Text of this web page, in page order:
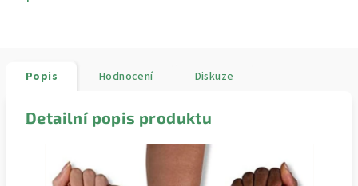
Popis Hodnocení Diskuze
Detailní popis produktu